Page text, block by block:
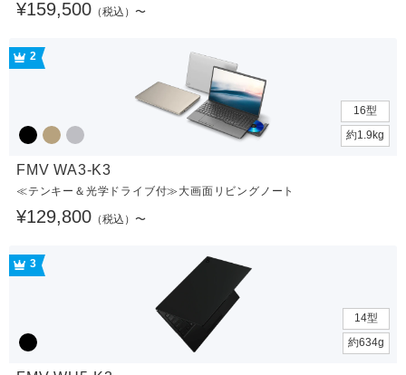
¥159,500 （税込）〜
2
16型
約1.9kg
FMV WA3-K3
≪テンキー＆光学ドライブ付≫大画面リビングノート
¥129,800 （税込）〜
3
14型
約634g